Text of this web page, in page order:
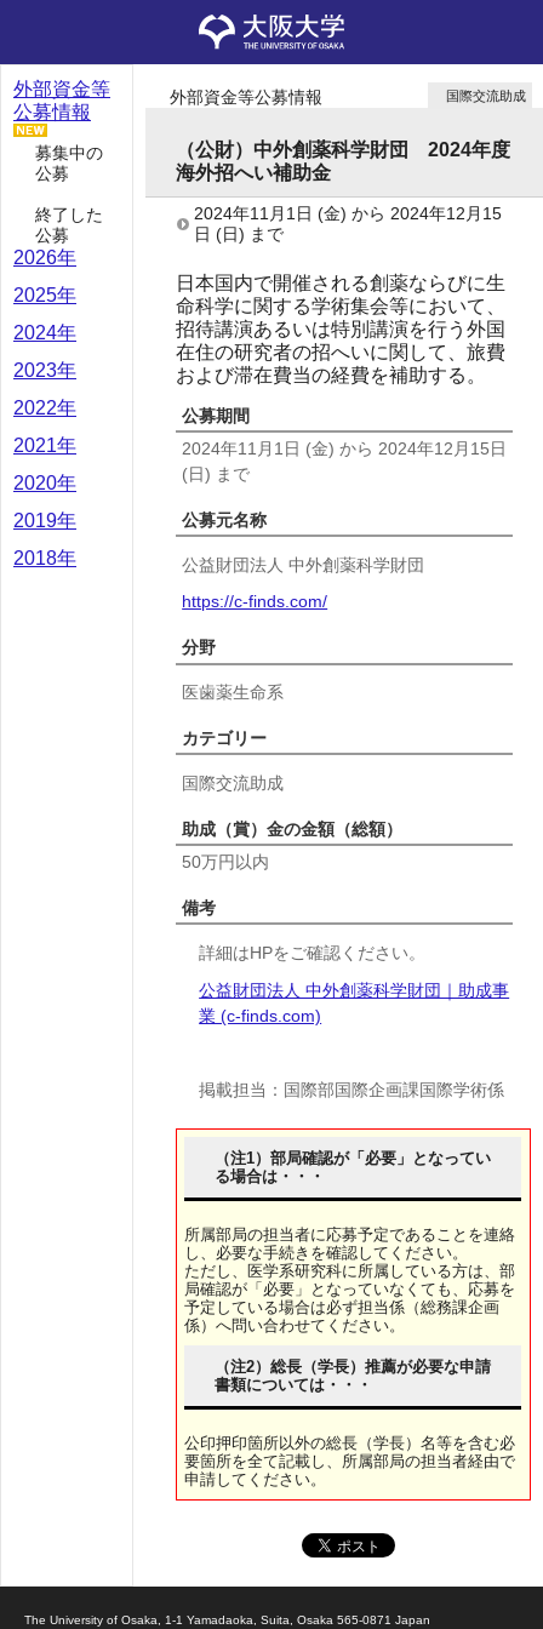
外部資金等
公募情報
募集中の
公募
終了した
公募
2026年
2025年
2024年
2023年
2022年
2021年
2020年
2019年
2018年
外部資金等公募情報 国際交流助成
（公財）中外創薬科学財団 2024年度
海外招へい補助金
2024年11月1日 (金) から 2024年12月15
日 (日) まで
日本国内で開催される創薬ならびに生
命科学に関する学術集会等において、
招待講演あるいは特別講演を行う外国
在住の研究者の招へいに関して、旅費
および滞在費当の経費を補助する。
公募期間
2024年11月1日 (金) から 2024年12月15日
(日) まで
公募元名称
公益財団法人 中外創薬科学財団
https://c-finds.com/
分野
医歯薬生命系
カテゴリー
国際交流助成
助成（賞）金の金額（総額）
50万円以内
備考
詳細はHPをご確認ください。
公益財団法人 中外創薬科学財団｜助成事
業 (c-finds.com)
掲載担当：国際部国際企画課国際学術係
（注1）部局確認が「必要」となってい
る場合は・・・
所属部局の担当者に応募予定であることを連絡
し、必要な手続きを確認してください。
ただし、医学系研究科に所属している方は、部
局確認が「必要」となっていなくても、応募を
予定している場合は必ず担当係（総務課企画
係）へ問い合わせてください。
（注2）総長（学長）推薦が必要な申請
書類については・・・
公印押印箇所以外の総長（学長）名等を含む必
要箇所を全て記載し、所属部局の担当者経由で
申請してください。
The University of Osaka, 1-1 Yamadaoka, Suita, Osaka 565-0871 Japan